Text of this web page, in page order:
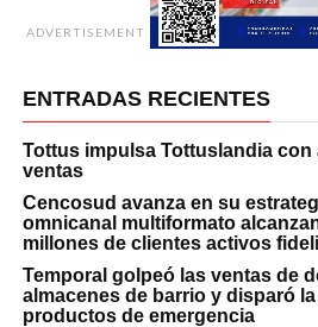
ADVERTISEMENT
ENTRADAS RECIENTES
Tottus impulsa Tottuslandia con
ventas
Cencosud avanza en su
omnicanal multiformato
millones de clientes activos
Temporal golpeó las ventas de
almacenes de barrio y disparó
productos de emergencia